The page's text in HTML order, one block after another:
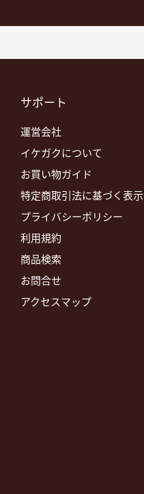
サポート
運営会社
イケガクについて
お買い物ガイド
特定商取引法に基づく表示
プライバシーポリシー
利用規約
商品検索
お問合せ
アクセスマップ